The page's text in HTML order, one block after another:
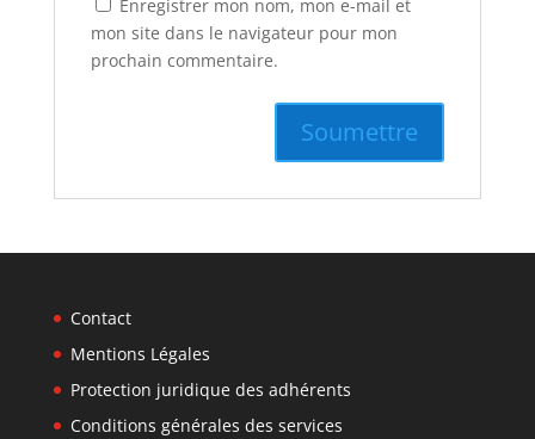
Enregistrer mon nom, mon e-mail et
mon site dans le navigateur pour mon
prochain commentaire.
Contact
Mentions Légales
Protection juridique des adhérents
Conditions générales des services